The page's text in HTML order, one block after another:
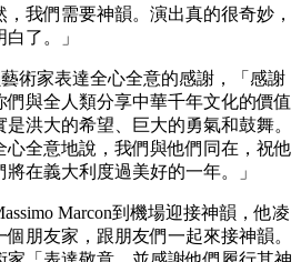
我們需要神韻。演出真的很奇妙，
了。」
術家表達全心全意的感謝，「感謝
與全人類分享中華千年文化的價值
洪大的希望、巨大的勇氣和鼓舞。
全意地說，我們與他們同在，祝他
在義大利度過美好的一年。」
Marcon到機場迎接神韻，他凌
朋友家，跟朋友們一起來接神韻。